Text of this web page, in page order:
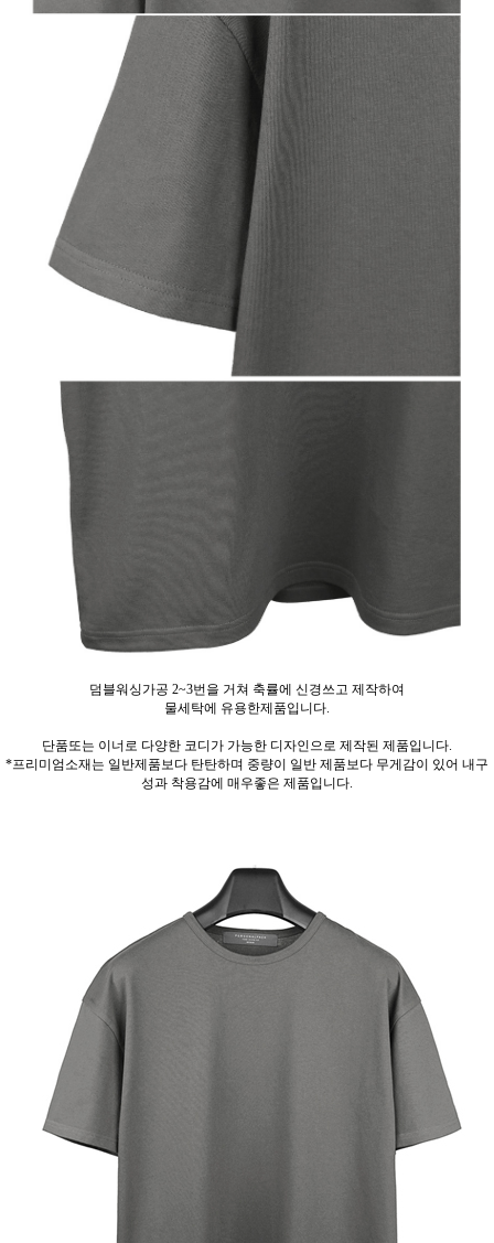
덤블워싱가공 2~3번을 거쳐 축률에 신경쓰고 제작하여
물세탁에 유용한제품입니다.
단품또는 이너로 다양한 코디가 가능한 디자인으로 제작된 제품입니다.
*프리미엄소재는 일반제품보다 탄탄하며 중량이 일반 제품보다 무게감이 있어 내구
성과 착용감에 매우좋은 제품입니다.